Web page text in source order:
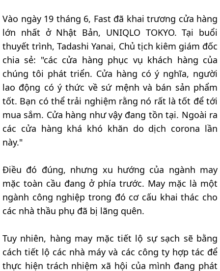
Vào ngày 19 tháng 6, Fast đã khai trương cửa hàng
lớn nhất ở Nhật Bản, UNIQLO TOKYO. Tại buổi
thuyết trình, Tadashi Yanai, Chủ tịch kiêm giám đốc
chia sẻ: "các cửa hàng phục vụ khách hàng của
chúng tôi phát triển. Cửa hàng có ý nghĩa, người
lao động có ý thức về sứ mệnh và bán sản phẩm
tốt. Bạn có thể trải nghiệm rằng nó rất là tốt để tới
mua sắm. Cửa hàng như vậy đang tồn tại. Ngoài ra
các cửa hàng khá khó khăn do dịch corona lần
này."
Điều đó đúng, nhưng xu hướng của ngành may
mặc toàn cầu đang ở phía trước. May mặc là một
ngành công nghiệp trong đó cơ cấu khai thác cho
các nhà thầu phụ đã bị lãng quên.
Tuy nhiên, hàng may mặc tiết lộ sự sạch sẽ bằng
cách tiết lộ các nhà máy và các công ty hợp tác để
thực hiện trách nhiệm xã hội của mình đang phát